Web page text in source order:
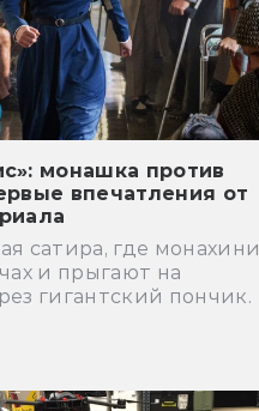
монашка против
впечатления от
сатира, где монахини
и прыгают на
гигантский пончик.